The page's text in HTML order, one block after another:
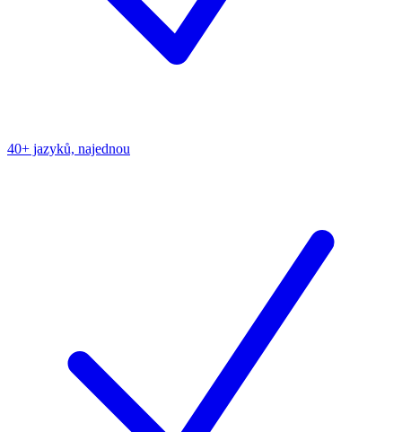
40+ jazyků, najednou